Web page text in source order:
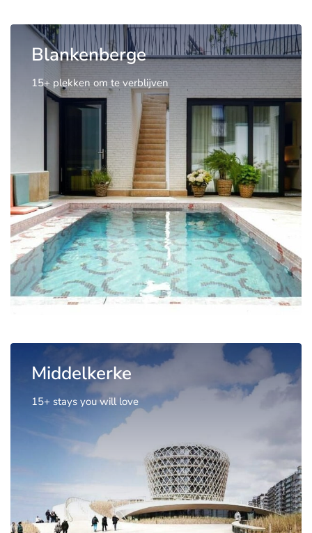
Blankenberge
15+ plekken om te verblijven
Middelkerke
15+ stays you will love